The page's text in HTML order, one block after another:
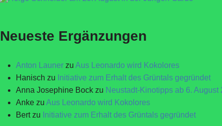
Neueste Ergänzungen
Anton Launer zu Aus Leonardo wird Kokolores
Hanisch zu Initiative zum Erhalt des Grüntals gegründet
Anna Josephine Bock zu Neustadt-Kinotipps ab 6. August
Anke zu Aus Leonardo wird Kokolores
Bertzu Initiative zum Erhalt des Grüntals gegründet